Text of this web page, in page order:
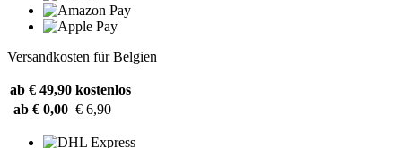
Versandkosten für Belgien
ab € 49,90 kostenlos
ab € 0,00 € 6,90